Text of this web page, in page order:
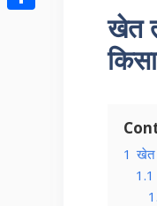
खेत
1 खेत
1.1